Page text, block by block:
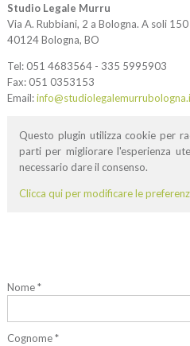
Studio Legale Murru
Via A. Rubbiani, 2 a Bologna. A soli
40124 Bologna, BO
Tel: 051 4683564 - 335 5995903
Fax: 051 0353153
Email:
Questo plugin utilizza cookie per
parti per migliorare l'esperienza
necessario dare il consenso.
Clicca qui per modificare le
Nome *
Cognome *